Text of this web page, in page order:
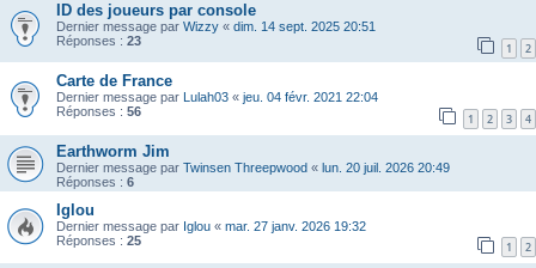
ID des joueurs par console
Dernier message par Wizzy « dim. 14 sept. 2025 20:51
Réponses : 23 1 2
Carte de France
Dernier message par Lulah03 « jeu. 04 févr. 2021 22:04
Réponses : 56 1 2 3 4
Earthworm Jim
Dernier message par Twinsen Threepwood « lun. 20 juil. 2026 20:49
Réponses : 6
Iglou
Dernier message par Iglou « mar. 27 janv. 2026 19:32
Réponses : 25 1 2